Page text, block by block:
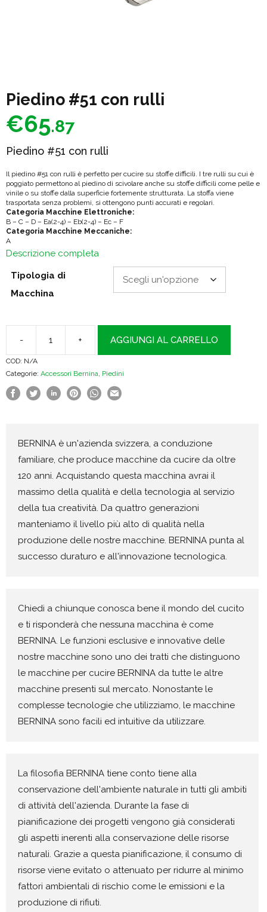
Piedino #51 con rulli
€65.87
Piedino #51 con rulli
Il piedino #51 con rulli è perfetto per cucire su stoffe difficili. I tre rulli su cui è
poggiato permettono al piedino di scivolare anche su stoffe difficili come pelle e
vinile o su stoffe dalla superficie fortemente strutturata. La stoffa viene
trasportata senza problemi, si ottengono punti accurati e regolari.
Categoria Macchine Elettroniche:
B – C – D – Ea(2-4) – Eb(2-4) – Ec – F
Categoria Macchine Meccaniche:
A
Descrizione completa
Tipologia di
Macchina
-
con
rulli
+ AGGIUNGI AL CARRELLO
COD: N/A
Categorie: Accessori Bernina, Piedini
BERNINA è un'azienda svizzera, a conduzione
familiare, che produce macchine da cucire da oltre
120 anni. Acquistando questa macchina avrai il
massimo della qualità e della tecnologia al servizio
della tua creatività. Da quattro generazioni
manteniamo il livello più alto di qualità nella
produzione delle nostre macchine. BERNINA punta al
successo duraturo e all'innovazione tecnologica.
Chiedi a chiunque conosca bene il mondo del cucito
e ti risponderà che nessuna macchina è come
BERNINA. Le funzioni esclusive e innovative delle
nostre macchine sono uno dei tratti che distinguono
le macchine per cucire BERNINA da tutte le altre
macchine presenti sul mercato. Nonostante le
complesse tecnologie che utilizziamo, le macchine
BERNINA sono facili ed intuitive da utilizzare.
La filosofia BERNINA tiene conto tiene alla
conservazione dell'ambiente naturale in tutti gli ambiti
di attività dell'azienda. Durante la fase di
pianificazione dei progetti vengono già considerati
gli aspetti inerenti alla conservazione delle risorse
naturali. Grazie a questa pianificazione, il consumo di
risorse viene evitato o attenuato per ridurre al minimo
fattori ambientali di rischio come le emissioni e la
produzione di rifiuti.